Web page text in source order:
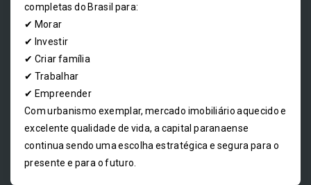
completas do Brasil para:
✔ Morar
✔ Investir
✔ Criar família
✔ Trabalhar
✔ Empreender
Com urbanismo exemplar, mercado imobiliário aquecido e
excelente qualidade de vida, a capital paranaense
continua sendo uma escolha estratégica e segura para o
presente e para o futuro.